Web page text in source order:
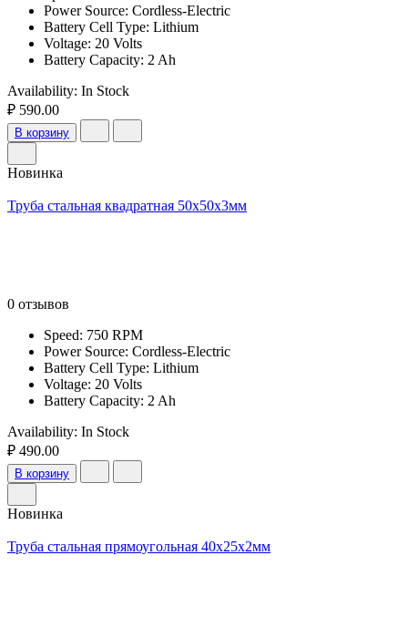
Power Source: Cordless-Electric
Battery Cell Type: Lithium
Voltage: 20 Volts
Battery Capacity: 2 Ah
Availability: In Stock
₽ 590.00
В корзину
Новинка
Труба стальная квадратная 50х50х3мм
0 отзывов
Speed: 750 RPM
Power Source: Cordless-Electric
Battery Cell Type: Lithium
Voltage: 20 Volts
Battery Capacity: 2 Ah
Availability: In Stock
₽ 490.00
В корзину
Новинка
Труба стальная прямоугольная 40х25х2мм